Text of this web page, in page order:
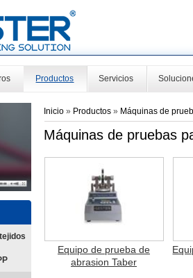
Productos Servicios
Inicio » Productos» Máquinas de
Máquinas de pruebas
Equipo de prueba de
abrasion Taber